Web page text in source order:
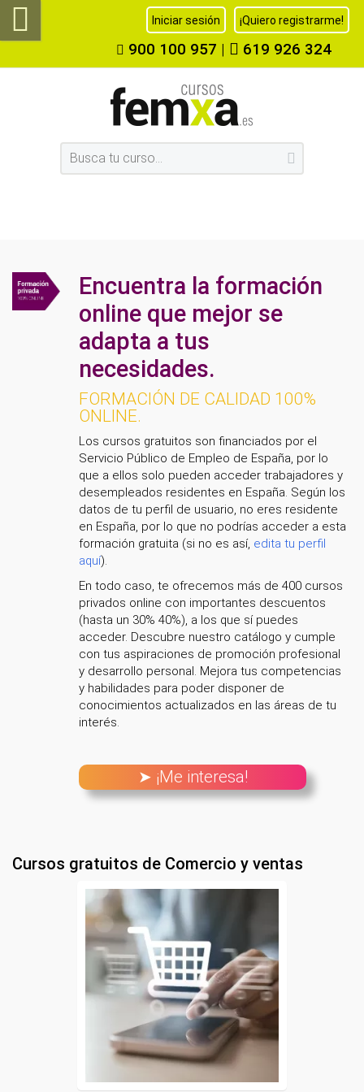
Iniciar sesión ¡Quiero registrarme!
900 100 957 | 619 926 324
Encuentra la formación
online que mejor se
adapta a tus
necesidades.
FORMACIÓN DE CALIDAD 100%
ONLINE.
Los cursos gratuitos son financiados por el
Servicio Público de Empleo de España, por lo
que a ellos solo pueden acceder trabajadores y
desempleados residentes en España. Según los
datos de tu perfil de usuario, no eres residente
en España, por lo que no podrías acceder a esta
formación gratuita (si no es así, edita tu perfil
aquí).
En todo caso, te ofrecemos más de 400 cursos
privados online con importantes descuentos
(hasta un 30% 40%), a los que sí puedes
acceder. Descubre nuestro catálogo y cumple
con tus aspiraciones de promoción profesional
y desarrollo personal. Mejora tus competencias
y habilidades para poder disponer de
conocimientos actualizados en las áreas de tu
interés.
➤ ¡Me interesa!
Cursos gratuitos de Comercio y ventas